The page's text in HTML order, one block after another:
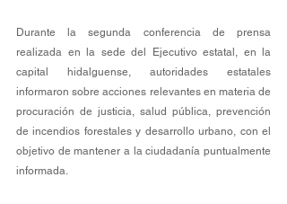
Durante la segunda conferencia de prensa
realizada en la sede del Ejecutivo estatal, en la
capital hidalguense, autoridades estatales
informaron sobre acciones relevantes en materia de
procuración de justicia, salud pública, prevención
de incendios forestales y desarrollo urbano, con el
objetivo de mantener a la ciudadanía puntualmente
informada.